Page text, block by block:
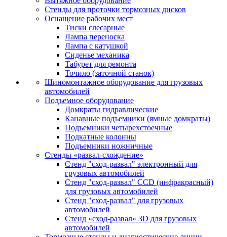
Стенды для проточки тормозных дисков
Оснащение рабочих мест
Тиски слесарные
Лампа переноска
Лампа с катушкой
Сиденье механика
Табурет для ремонта
Точило (заточной станок)
Шиномонтажное оборудование для грузовых
автомобилей
Подъемное оборудование
Домкраты гидравлические
Канавные подъемники (ямные домкраты)
Подъемники четырехстоечные
Подкатные колонны
Подъемники ножничные
Стенды «развал-схождение»
Стенд "сход-развал" электронный для
грузовых автомобилей
Стенд "сход-развал" CCD (инфракрасный)
для грузовых автомобилей
Стенд "сход-развал" для грузовых
автомобилей
Стенд «сход-развал» 3D для грузовых
автомобилей